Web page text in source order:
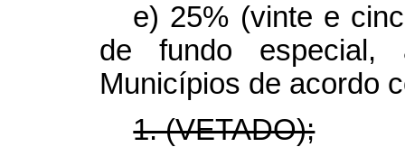
e) 25% (vinte e
de fundo
Municípios de acordo
1. (VETADO);